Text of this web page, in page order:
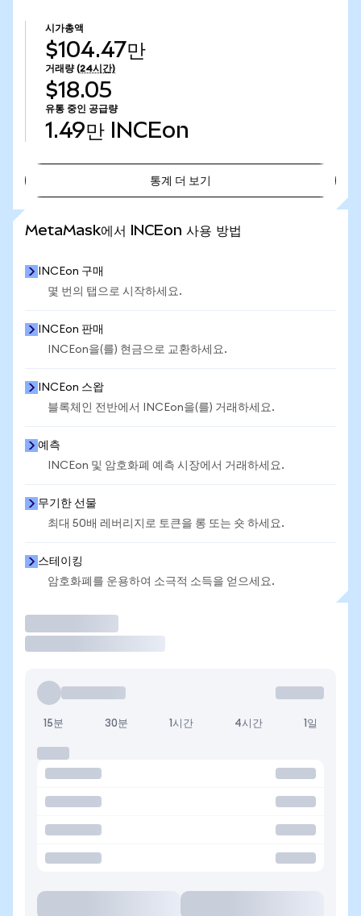
시가총액
$104.47만
거래량 (24시간)
$18.05
유통 중인 공급량
1.49만 INCEon
통계 더 보기
MetaMask에서 INCEon 사용 방법
INCEon 구매
몇 번의 탭으로 시작하세요.
INCEon 판매
INCEon을(를) 현금으로 교환하세요.
INCEon 스왑
블록체인 전반에서 INCEon을(를) 거래하세요.
예측
INCEon 및 암호화폐 예측 시장에서 거래하세요.
무기한 선물
최대 50배 레버리지로 토큰을 롱 또는 숏 하세요.
스테이킹
암호화폐를 운용하여 소극적 소득을 얻으세요.
15분 30분 1시간 4시간 1일